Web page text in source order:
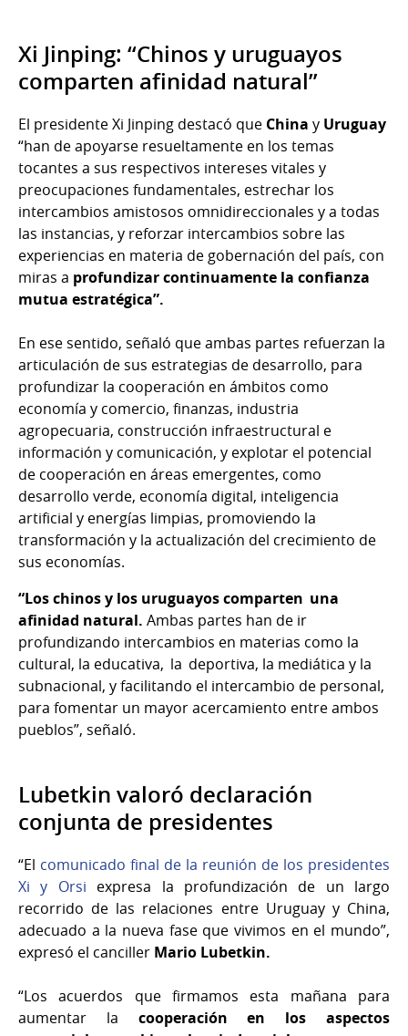
Xi Jinping: “Chinos y uruguayos
comparten afinidad natural”
El presidente Xi Jinping destacó que China y Uruguay
“han de apoyarse resueltamente en los temas
tocantes a sus respectivos intereses vitales y
preocupaciones fundamentales, estrechar los
intercambios amistosos omnidireccionales y a todas
las instancias, y reforzar intercambios sobre las
experiencias en materia de gobernación del país, con
miras a profundizar continuamente la confianza
mutua estratégica”.
En ese sentido, señaló que ambas partes refuerzan la
articulación de sus estrategias de desarrollo, para
profundizar la cooperación en ámbitos como
economía y comercio, finanzas, industria
agropecuaria, construcción infraestructural e
información y comunicación, y explotar el potencial
de cooperación en áreas emergentes, como
desarrollo verde, economía digital, inteligencia
artificial y energías limpias, promoviendo la
transformación y la actualización del crecimiento de
sus economías.
“Los chinos y los uruguayos comparten una
afinidad natural. Ambas partes han de ir
profundizando intercambios en materias como la
cultural, la educativa, la deportiva, la mediática y la
subnacional, y facilitando el intercambio de personal,
para fomentar un mayor acercamiento entre ambos
pueblos”, señaló.
Lubetkin valoró declaración
conjunta de presidentes
“El comunicado final de la reunión de los presidentes
Xi y Orsi expresa la profundización de un largo
recorrido de las relaciones entre Uruguay y China,
adecuado a la nueva fase que vivimos en el mundo”,
expresó el canciller Mario Lubetkin.
“Los acuerdos que firmamos esta mañana para
aumentar la cooperación en los aspectos